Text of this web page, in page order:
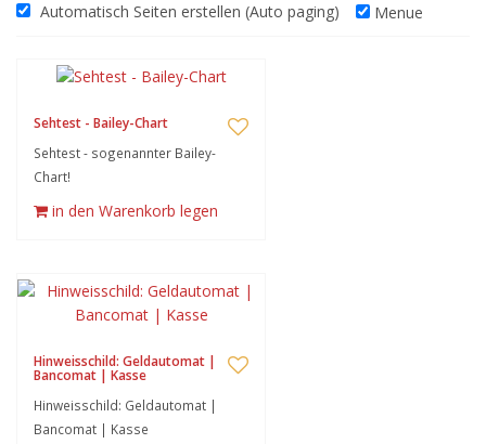
Automatisch Seiten erstellen (Auto paging) Menue
Sehtest - Bailey-Chart
Sehtest - sogenannter Bailey-
Chart!
in den Warenkorb legen
Hinweisschild: Geldautomat |
Bancomat | Kasse
Hinweisschild: Geldautomat |
Bancomat | Kasse